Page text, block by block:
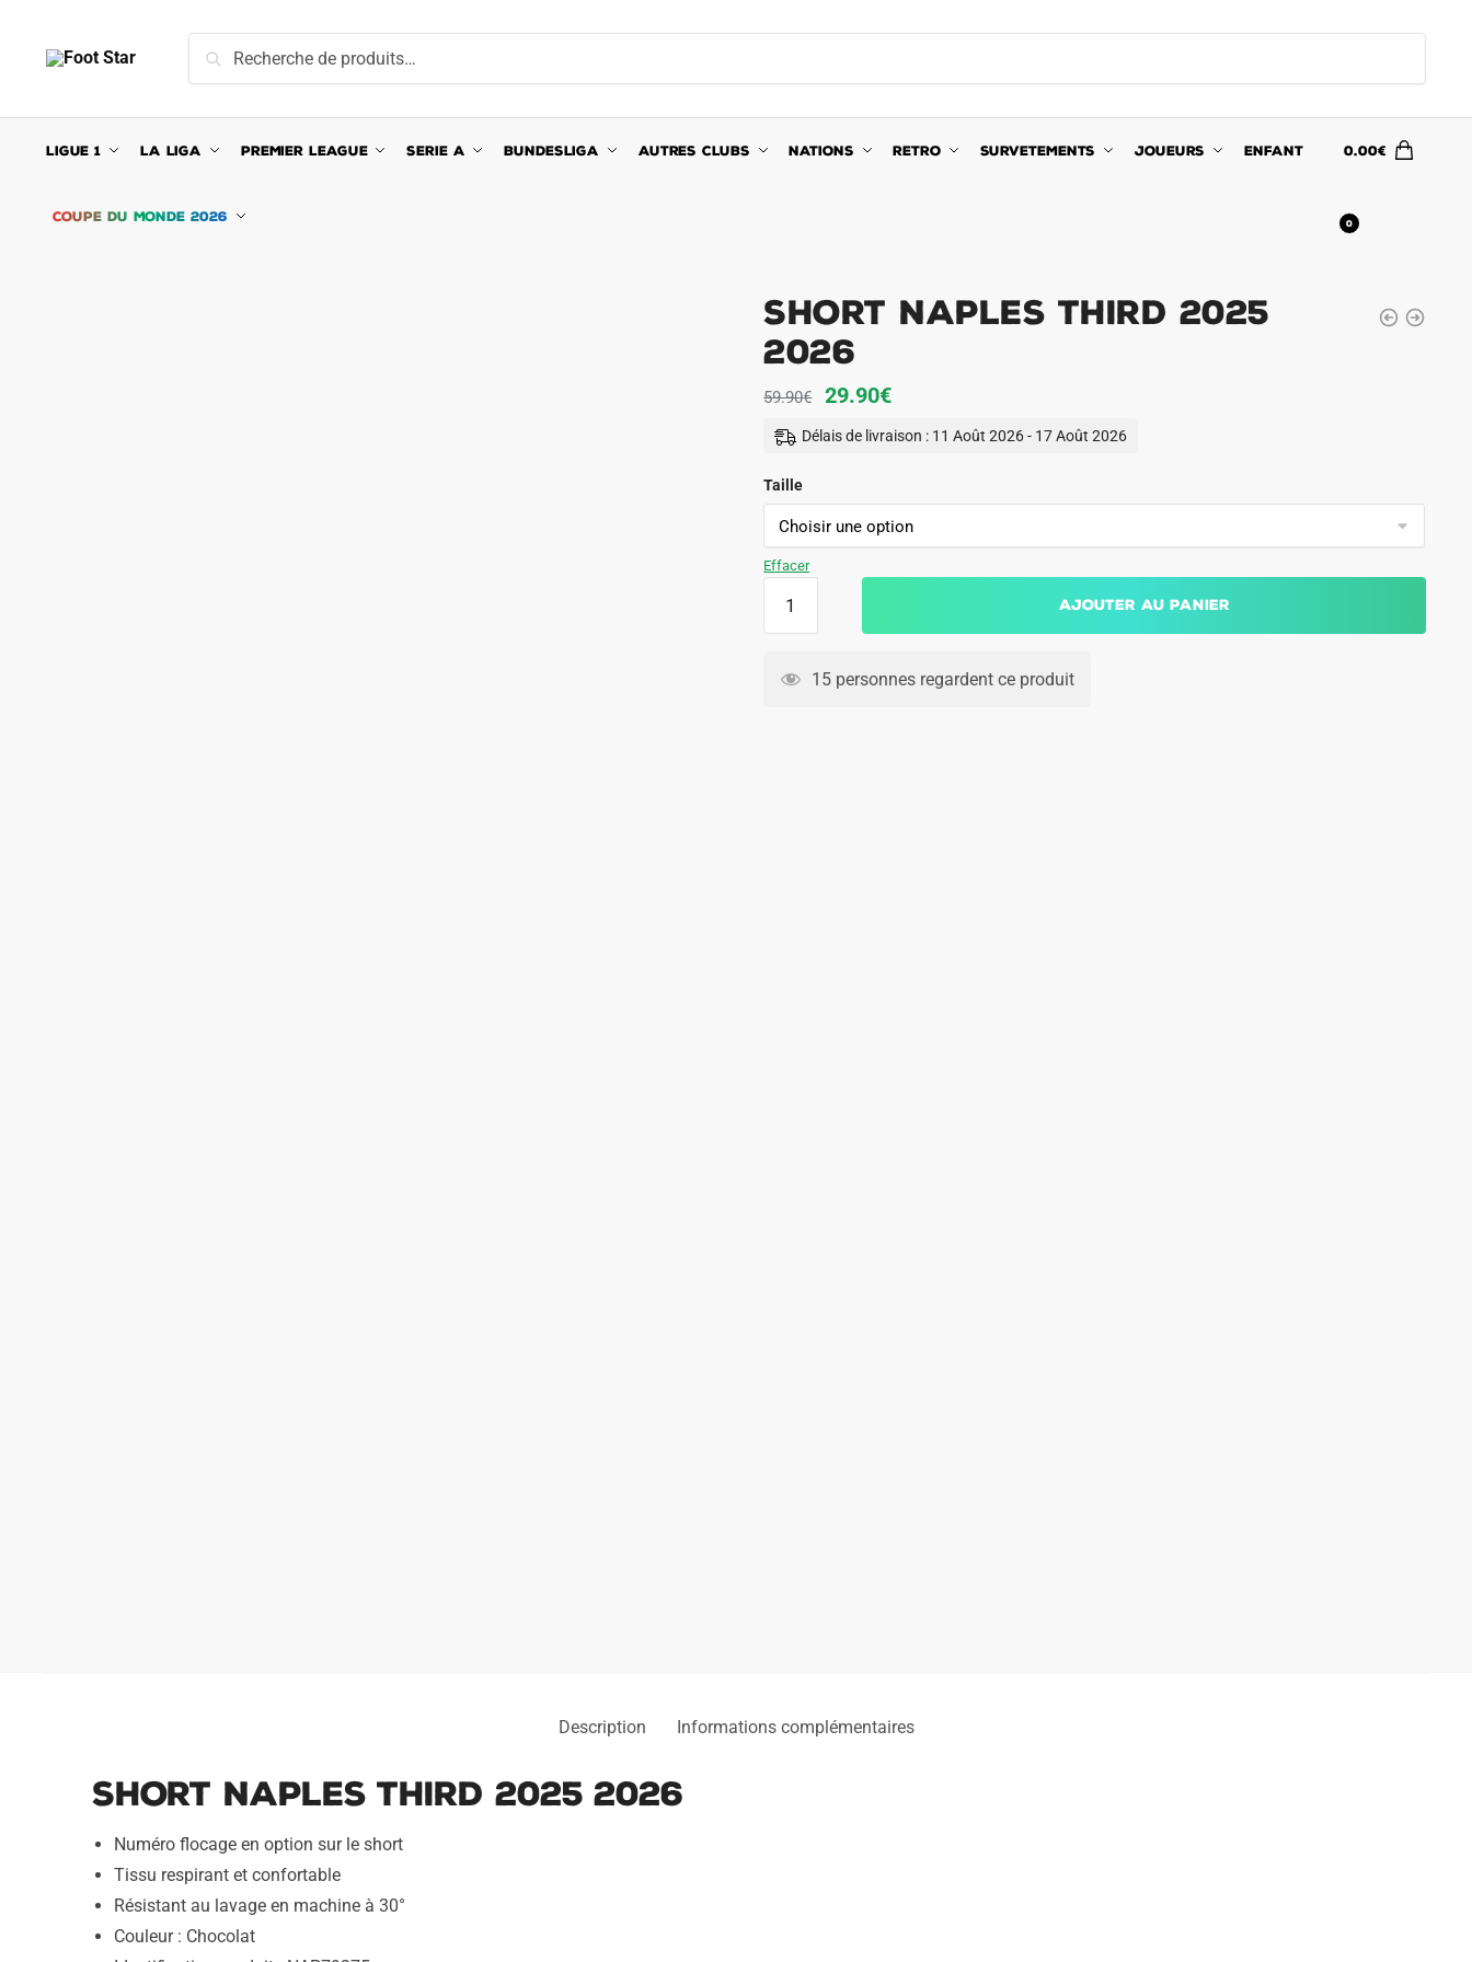
navigation
content
pour :
Recherche
LIGUE 1 LA LIGA PREMIER LEAGUE SERIE A BUNDESLIGA AUTRES CLUBS NATIONS RETRO SURVETEMENTS JOUEURS ENFANT
COUPE DU MONDE 2026
0.00€
0
Short Naples Third 2025
2026
59.90€
Le
prix
59.90€.
29.90€Le
prix
29.90€.
Délais de livraison : 11 Août 2026 - 17 Août 2026
Taille
Effacer
Naples
Ajouter au panier
15 personnes regardent ce produit
Description Informations complémentaires
Short Naples Third 2025 2026
Numéro flocage en option sur le short
Tissu respirant et confortable
Résistant au lavage en machine à 30°
Couleur : Chocolat